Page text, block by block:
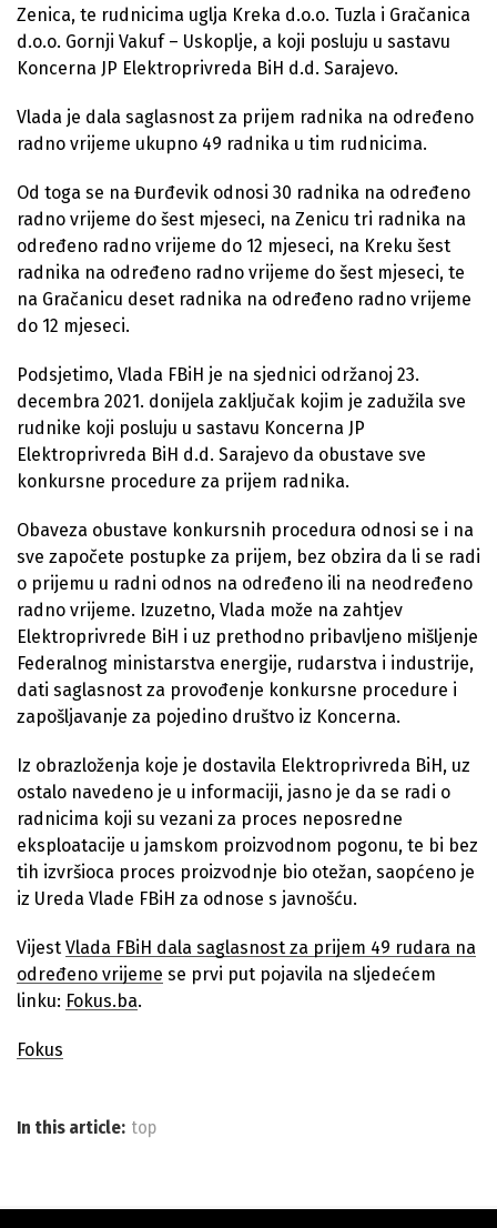
Zenica, te rudnicima uglja Kreka d.o.o. Tuzla i Gračanica
d.o.o. Gornji Vakuf – Uskoplje, a koji posluju u sastavu
Koncerna JP Elektroprivreda BiH d.d. Sarajevo.
Vlada je dala saglasnost za prijem radnika na određeno
radno vrijeme ukupno 49 radnika u tim rudnicima.
Od toga se na Đurđevik odnosi 30 radnika na određeno
radno vrijeme do šest mjeseci, na Zenicu tri radnika na
određeno radno vrijeme do 12 mjeseci, na Kreku šest
radnika na određeno radno vrijeme do šest mjeseci, te
na Gračanicu deset radnika na određeno radno vrijeme
do 12 mjeseci.
Podsjetimo, Vlada FBiH je na sjednici održanoj 23.
decembra 2021. donijela zaključak kojim je zadužila sve
rudnike koji posluju u sastavu Koncerna JP
Elektroprivreda BiH d.d. Sarajevo da obustave sve
konkursne procedure za prijem radnika.
Obaveza obustave konkursnih procedura odnosi se i na
sve započete postupke za prijem, bez obzira da li se radi
o prijemu u radni odnos na određeno ili na neodređeno
radno vrijeme. Izuzetno, Vlada može na zahtjev
Elektroprivrede BiH i uz prethodno pribavljeno mišljenje
Federalnog ministarstva energije, rudarstva i industrije,
dati saglasnost za provođenje konkursne procedure i
zapošljavanje za pojedino društvo iz Koncerna.
Iz obrazloženja koje je dostavila Elektroprivreda BiH, uz
ostalo navedeno je u informaciji, jasno je da se radi o
radnicima koji su vezani za proces neposredne
eksploatacije u jamskom proizvodnom pogonu, te bi bez
tih izvršioca proces proizvodnje bio otežan, saopćeno je
iz Ureda Vlade FBiH za odnose s javnošću.
Vijest Vlada FBiH dala saglasnost za prijem 49 rudara na
određeno vrijeme se prvi put pojavila na sljedećem
linku: Fokus.ba.
Fokus
In this article: top